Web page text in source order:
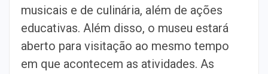
musicais e de culinária, além de ações
educativas. Além disso, o museu estará
aberto para visitação ao mesmo tempo
em que acontecem as atividades. As